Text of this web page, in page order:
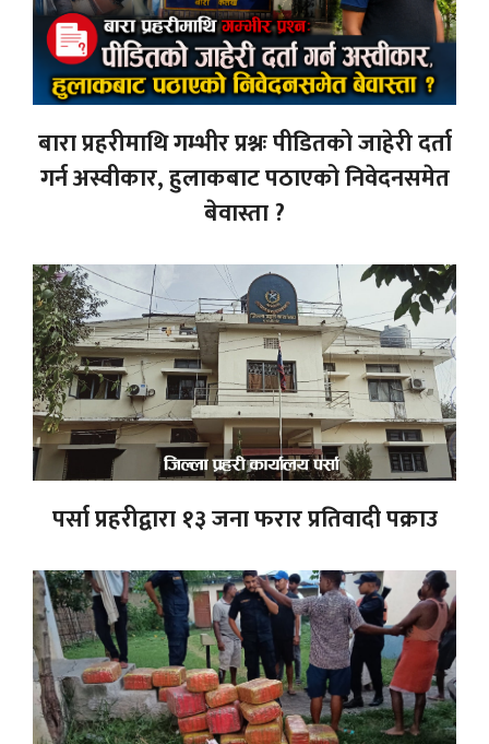
बारा प्रहरीमाथि गम्भीर प्रश्नः पीडितको जाहेरी दर्ता
गर्न अस्वीकार, हुलाकबाट पठाएको निवेदनसमेत
बेवास्ता ?
पर्सा प्रहरीद्वारा १३ जना फरार प्रतिवादी पक्राउ